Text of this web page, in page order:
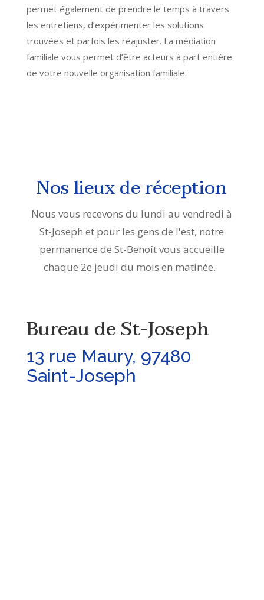
permet également de prendre le temps à travers
les entretiens, d’expérimenter les solutions
trouvées et parfois les réajuster. La médiation
familiale vous permet d’être acteurs à part entière
de votre nouvelle organisation familiale.
Nos lieux de réception
Nous vous recevons du lundi au vendredi à
St-Joseph et pour les gens de l'est, notre
permanence de St-Benoît vous accueille
chaque 2e jeudi du mois en matinée.
Bureau de St-Joseph
13 rue Maury, 97480
Saint-Joseph